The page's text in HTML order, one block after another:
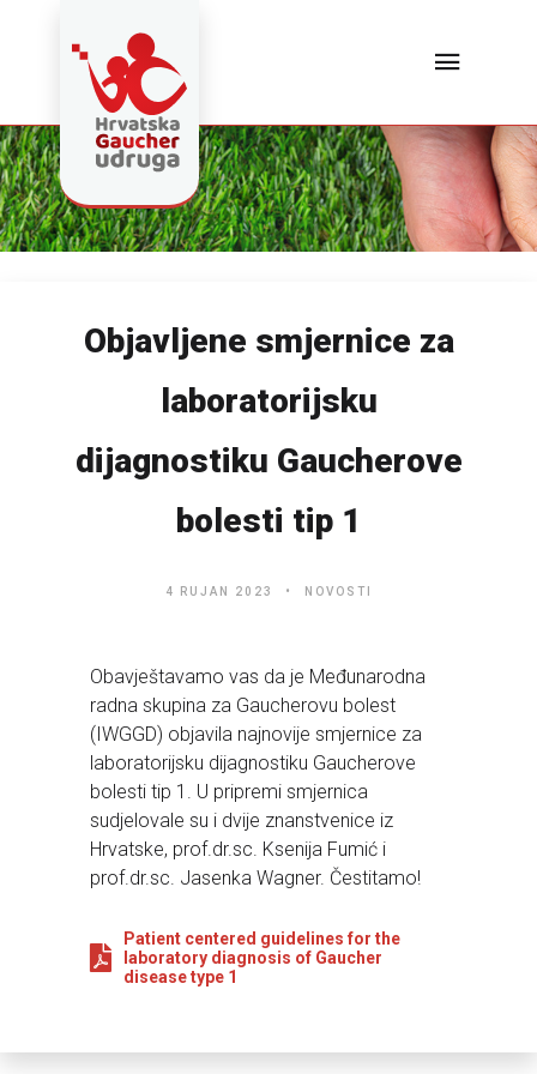
Objavljene smjernice za
laboratorijsku
dijagnostiku Gaucherove
bolesti tip 1
4 RUJAN 2023 NOVOSTI
Obavještavamo vas da je Međunarodna
radna skupina za Gaucherovu bolest
(IWGGD) objavila najnovije smjernice za
laboratorijsku dijagnostiku Gaucherove
bolesti tip 1. U pripremi smjernica
sudjelovale su i dvije znanstvenice iz
Hrvatske, prof.dr.sc. Ksenija Fumić i
prof.dr.sc. Jasenka Wagner. Čestitamo!
Patient centered guidelines for the
laboratory diagnosis of Gaucher
disease type 1